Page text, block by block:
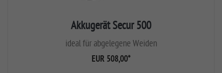
Akkugerät Secur 500
ideal für abgelegene Weiden
EUR 508,00*